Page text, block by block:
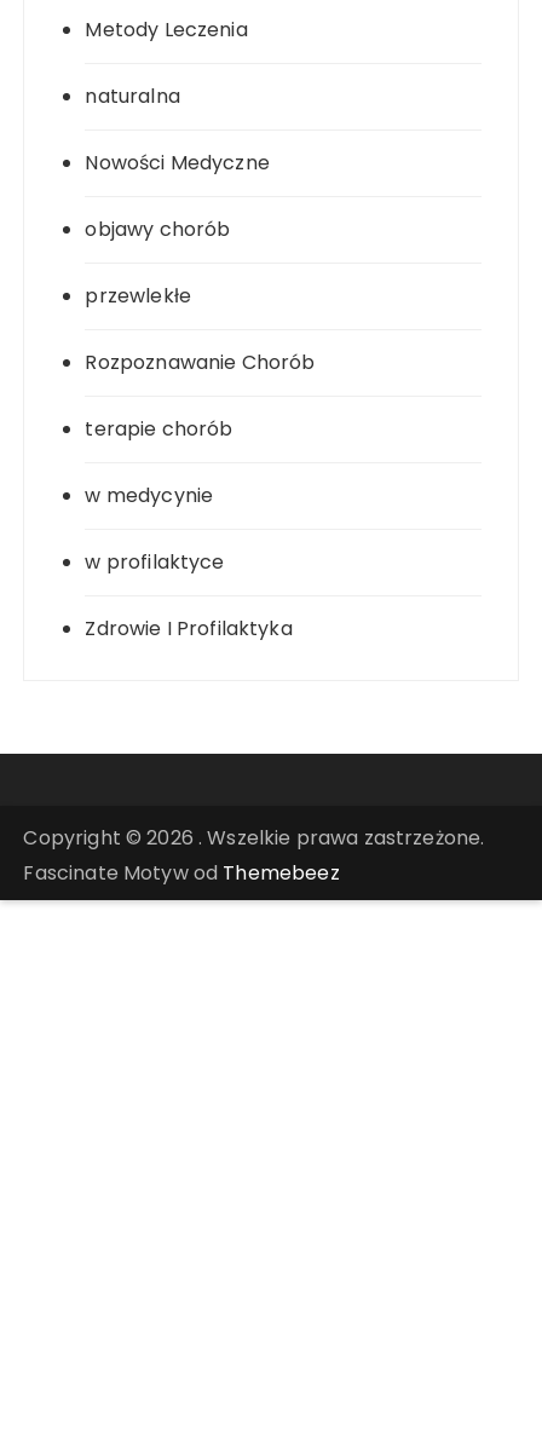
Metody Leczenia
naturalna
Nowości Medyczne
objawy chorób
przewlekłe
Rozpoznawanie Chorób
terapie chorób
w medycynie
w profilaktyce
Zdrowie I Profilaktyka
Copyright © 2026 . Wszelkie prawa zastrzeżone.
Fascinate Motyw od Themebeez